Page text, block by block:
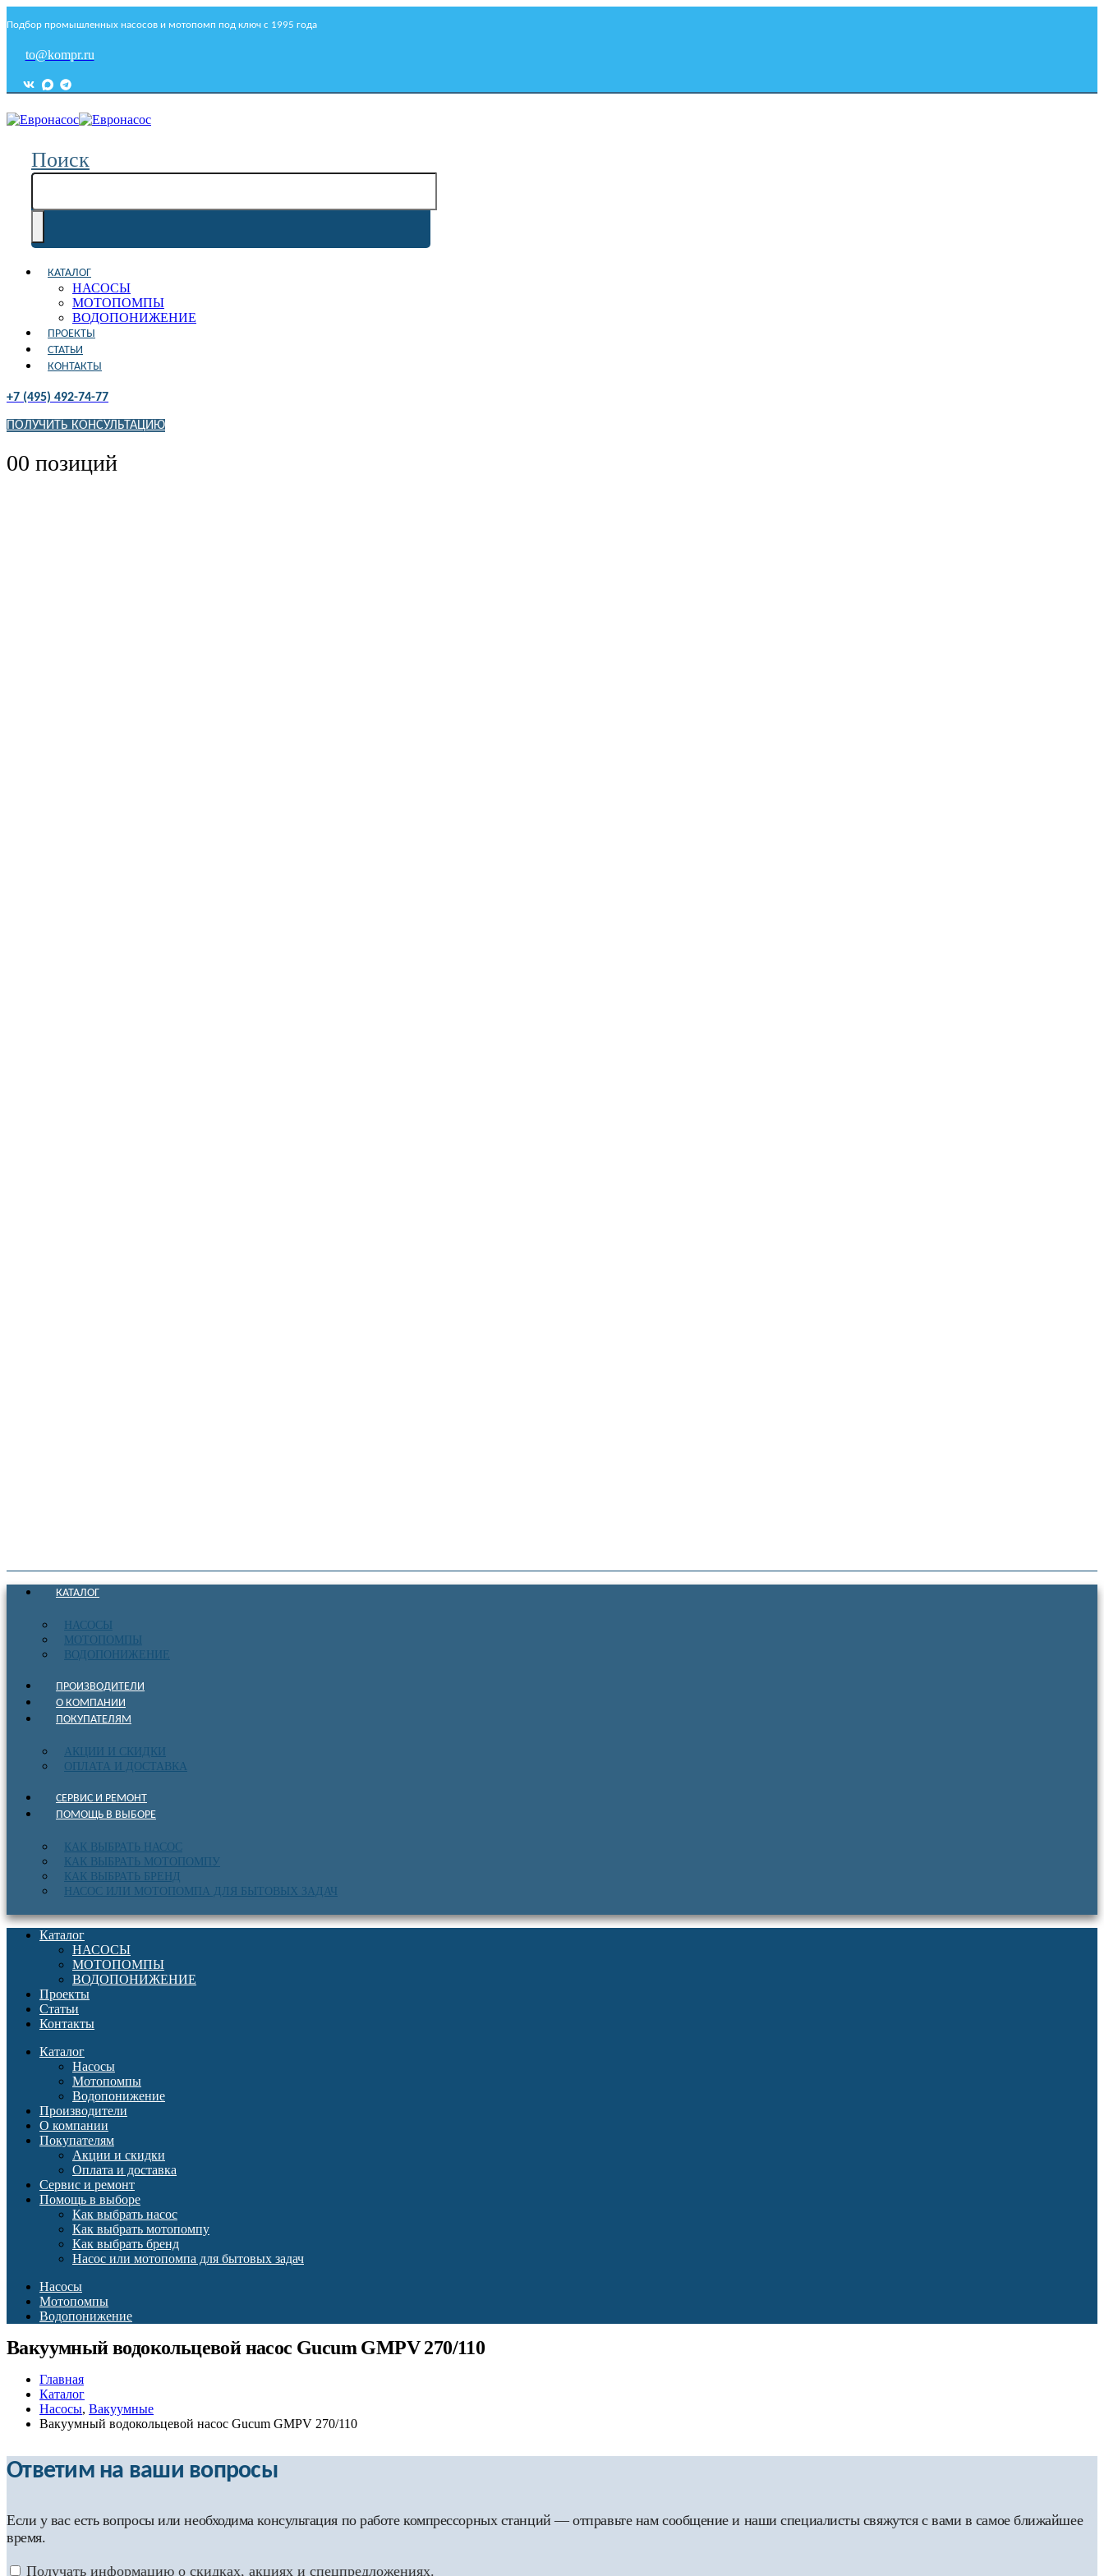
Подбор промышленных насосов и мотопомп под ключ с 1995 года
to@kompr.ru
Поиск
КАТАЛОГ
НАСОСЫ
МОТОПОМПЫ
ВОДОПОНИЖЕНИЕ
ПРОЕКТЫ
СТАТЬИ
КОНТАКТЫ
+7 (495) 492-74-77
ПОЛУЧИТЬ КОНСУЛЬТАЦИЮ
00 позиций
КАТАЛОГ
НАСОСЫ
МОТОПОМПЫ
ВОДОПОНИЖЕНИЕ
ПРОИЗВОДИТЕЛИ
О КОМПАНИИ
ПОКУПАТЕЛЯМ
АКЦИИ И СКИДКИ
ОПЛАТА И ДОСТАВКА
СЕРВИС И РЕМОНТ
ПОМОЩЬ В ВЫБОРЕ
КАК ВЫБРАТЬ НАСОС
КАК ВЫБРАТЬ МОТОПОМПУ
КАК ВЫБРАТЬ БРЕНД
НАСОС ИЛИ МОТОПОМПА ДЛЯ БЫТОВЫХ ЗАДАЧ
Каталог
НАСОСЫ
МОТОПОМПЫ
ВОДОПОНИЖЕНИЕ
Проекты
Статьи
Контакты
Каталог
Насосы
Мотопомпы
Водопонижение
Производители
О компании
Покупателям
Акции и скидки
Оплата и доставка
Сервис и ремонт
Помощь в выборе
Как выбрать насос
Как выбрать мотопомпу
Как выбрать бренд
Насос или мотопомпа для бытовых задач
Насосы
Мотопомпы
Водопонижение
Вакуумный водокольцевой насос Gucum GMPV 270/110
Главная
Каталог
Насосы, Вакуумные
Вакуумный водокольцевой насос Gucum GMPV 270/110
Ответим на ваши вопросы
Если у вас есть вопросы или необходима консультация по работе компрессорных станций — отправьте нам сообщение и наши специалисты свяжутся с вами в самое ближайшее
время.
Получать информацию о скидках, акциях и спецпредложениях.